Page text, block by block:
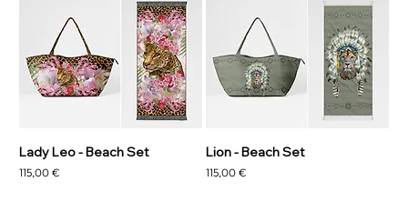
Lady Leo - Beach Set
Prezzo
115,00 €
Lion - Beach Set
Prezzo
115,00 €